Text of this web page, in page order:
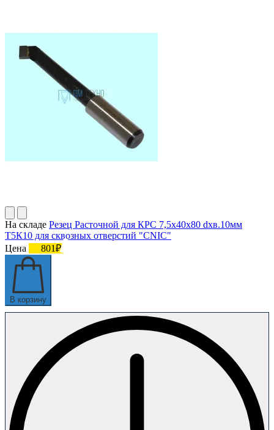
На складе Резец Расточной для КРС 7,5х40х80 dхв.10мм
Т5К10 для сквозных отверстий "CNIC"
Цена
801₽
В корзину